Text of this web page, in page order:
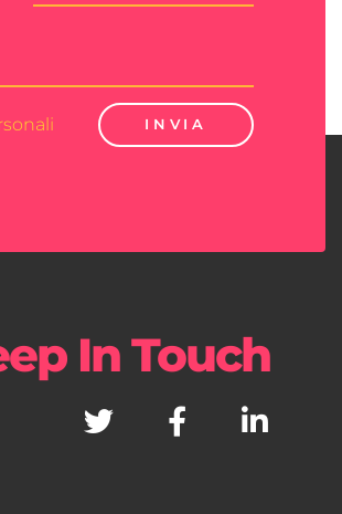
INVIA
In Touch